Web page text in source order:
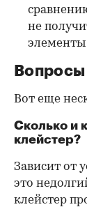
не
Вопросы
Вот еще
Сколько и
клейстер?
Зависит от
это
клейстер